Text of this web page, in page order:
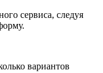
сервиса, следуя
вариантов